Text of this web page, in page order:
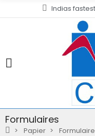
Indias
Formulaires
Papier